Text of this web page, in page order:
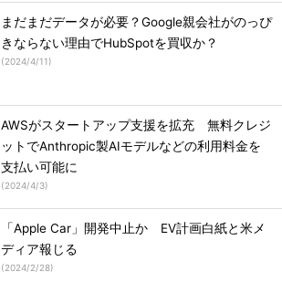
まだまだデータが必要？Google親会社がのっぴ
きならない理由でHubSpotを買収か？
(2024/4/11)
AWSがスタートアップ支援を拡充 無料クレジ
ットでAnthropic製AIモデルなどの利用料金を
支払い可能に
(2024/4/3)
「Apple Car」開発中止か EV計画白紙と米メ
ディア報じる
(2024/2/28)